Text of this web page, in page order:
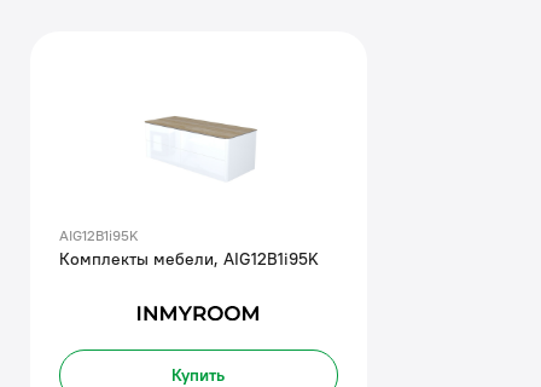
AIG12B1i95K
Комплекты мебели, AIG12B1i95K
Купить